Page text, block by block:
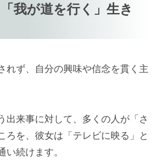
我が道を行く」生き
れず、自分の興味や信念を貫く主
出来事に対して、多くの人が「さ
ろを、彼女は「テレビに映る」と
続けます。